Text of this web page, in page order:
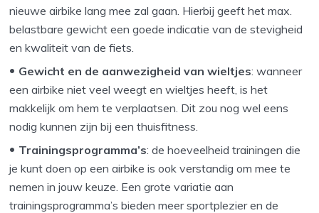
nieuwe airbike lang mee zal gaan. Hierbij geeft het max.
belastbare gewicht een goede indicatie van de stevigheid
en kwaliteit van de fiets.
Gewicht en de aanwezigheid van wieltjes: wanneer
een airbike niet veel weegt en wieltjes heeft, is het
makkelijk om hem te verplaatsen. Dit zou nog wel eens
nodig kunnen zijn bij een thuisfitness.
Trainingsprogramma’s: de hoeveelheid trainingen die
je kunt doen op een airbike is ook verstandig om mee te
nemen in jouw keuze. Een grote variatie aan
trainingsprogramma’s bieden meer sportplezier en de